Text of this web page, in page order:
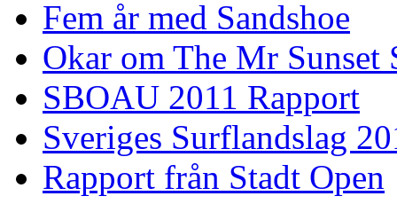
Fem år med Sandshoe
Okar om The Mr Sunset
SBOAU 2011 Rapport
Sveriges Surflandslag
Rapport från Stadt Open